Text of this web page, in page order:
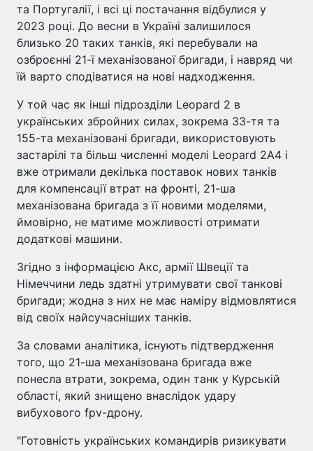
та Португалії, і всі ці постачання відбулися у
2023 році. До весни в Україні залишилося
близько 20 таких танків, які перебували на
озброєнні 21-ї механізованої бригади, і навряд чи
їй варто сподіватися на нові надходження.
У той час як інші підрозділи Leopard 2 в
українських збройних силах, зокрема 33-тя та
155-та механізовані бригади, використовують
застарілі та більш численні моделі Leopard 2A4 і
вже отримали декілька поставок нових танків
для компенсації втрат на фронті, 21-ша
механізована бригада з її новими моделями,
ймовірно, не матиме можливості отримати
додаткові машини.
Згідно з інформацією Акс, армії Швеції та
Німеччини ледь здатні утримувати свої танкові
бригади; жодна з них не має наміру відмовлятися
від своїх найсучасніших танків.
За словами аналітика, існують підтвердження
того, що 21-ша механізована бригада вже
понесла втрати, зокрема, один танк у Курській
області, який знищено внаслідок удару
вибухового fpv-дрону.
"Готовність українських командирів ризикувати